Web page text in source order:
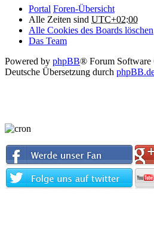
Portal Foren-Übersicht
Alle Zeiten sind UTC+02:00
Alle Cookies des Boards löschen
Das Team
Powered by phpBB® Forum
Deutsche Übersetzung durch